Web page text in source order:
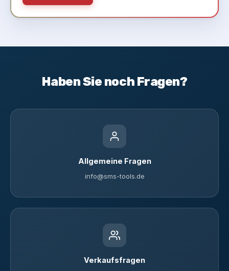
Haben Sie noch Fragen?
Allgemeine Fragen
info@sms-tools.de
Verkaufsfragen